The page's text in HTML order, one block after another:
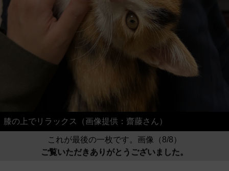
膝の上でリラックス（画像提供：齋藤さん）
これが最後の一枚です。画像（8/8）
ご覧いただきありがとうございました。